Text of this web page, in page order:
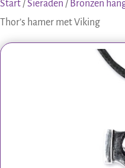
Start /Sieraden / Bronzen
Thor’s hamer met Viking